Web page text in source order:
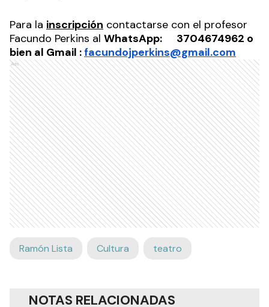
Para la inscripción contactarse con el profesor
Facundo Perkins al WhatsApp: 3704674962 o
bien al Gmail :facundojperkins@gmail.com
Ads
Ramón Lista Cultura teatro
NOTAS RELACIONADAS